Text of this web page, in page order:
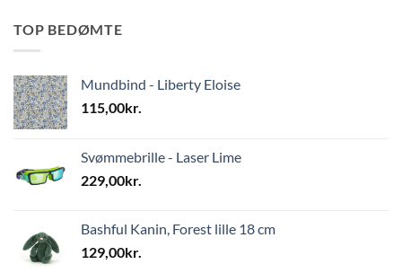
TOP BEDØMTE
Mundbind - Liberty Eloise
115,00kr.
Svømmebrille - Laser Lime
229,00kr.
Bashful Kanin, Forest lille 18 cm
129,00kr.